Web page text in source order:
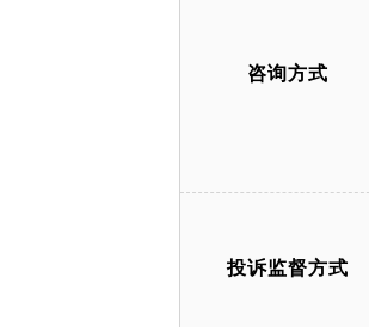
咨询方式
投诉监督方式